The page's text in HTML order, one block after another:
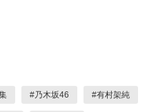
#乃木坂46 #有村架純